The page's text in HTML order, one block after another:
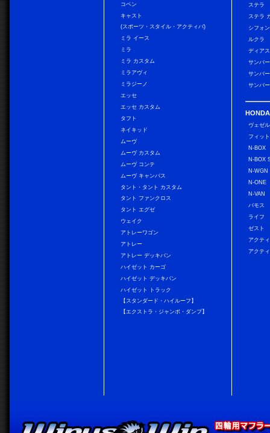
コペン
キャスト
(スポーツ・スタイル・アクティバ)
ミラ イース
ミラ
ミラ カスタム
ミラアヴィ
ミラジーノ
エッセ
エッセ カスタム
タフト
ネイキッド
ムーヴ
ムーヴ カスタム
ムーヴ コンテ
ムーヴ キャンバス
タント・タント カスタム
タント ファンクロス
タント エグゼ
ウェイク
アトレーワゴン
アトレー
アトレー デッキバン
ハイゼット カーゴ
ハイゼット デッキバン
ハイゼット トラック
【スタンダード・ハイルーフ】
【エクストラ・ジャンボ・ダンプ】
ステラ
ステラ
シフォ
ルクラ
ディア
サンバ
サンバ
サンバ
HONDA
ヴェゼル
フィット
N-BOX
N-BOX
N-WGN
N-ONE
N-VAN
バモス
ライフ
ゼスト
アクテ
アクテ